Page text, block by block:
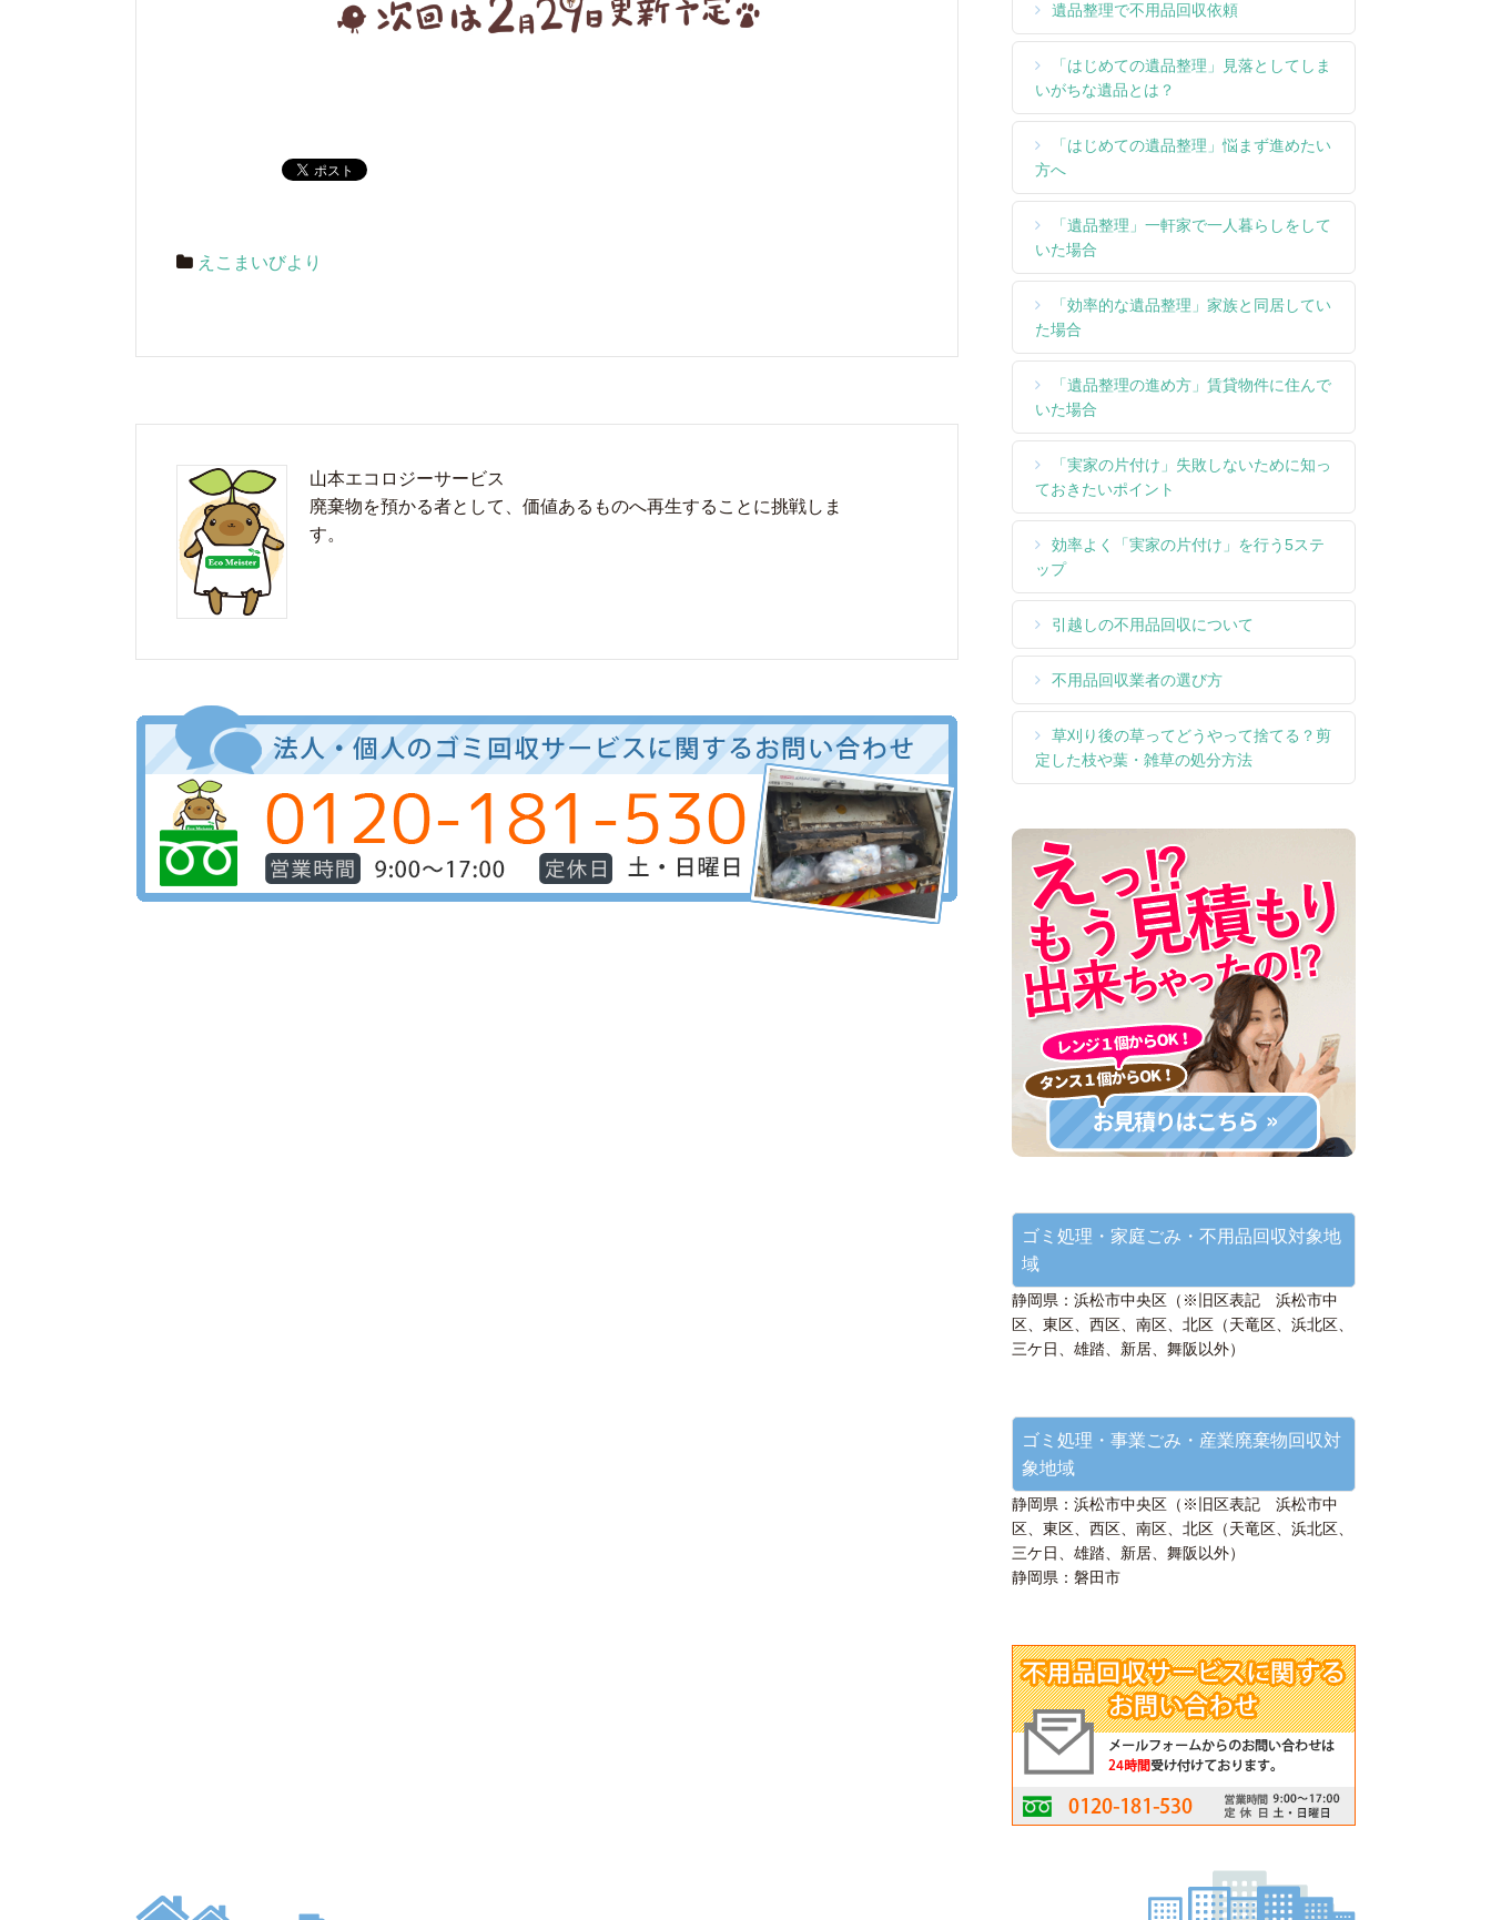
えこまいびより
山本エコロジーサービス
廃棄物を預かる者として、価値あるものへ再生することに挑戦しま
す。
遺品整理で不用品回収依頼
「はじめての遺品整理」見落としてしま
いがちな遺品とは？
「はじめての遺品整理」悩まず進めたい
方へ
「遺品整理」一軒家で一人暮らしをして
いた場合
「効率的な遺品整理」家族と同居してい
た場合
「遺品整理の進め方」賃貸物件に住んで
いた場合
「実家の片付け」失敗しないために知っ
ておきたいポイント
効率よく「実家の片付け」を行う5ステ
ップ
引越しの不用品回収について
不用品回収業者の選び方
草刈り後の草ってどうやって捨てる？剪
定した枝や葉・雑草の処分方法
ゴミ処理・家庭ごみ・不用品回収対象地
域
静岡県：浜松市中央区（※旧区表記 浜松市中
区、東区、西区、南区、北区（天竜区、浜北区、
三ケ日、雄踏、新居、舞阪以外）
ゴミ処理・事業ごみ・産業廃棄物回収対
象地域
静岡県：浜松市中央区（※旧区表記 浜松市中
区、東区、西区、南区、北区（天竜区、浜北区、
三ケ日、雄踏、新居、舞阪以外）
静岡県：磐田市